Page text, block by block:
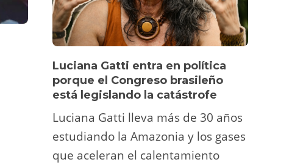
Luciana Gatti entra en política
porque el Congreso brasileño
está legislando la catástrofe
Luciana Gatti lleva más de 30 años
estudiando la Amazonia y los gases
que aceleran el calentamiento